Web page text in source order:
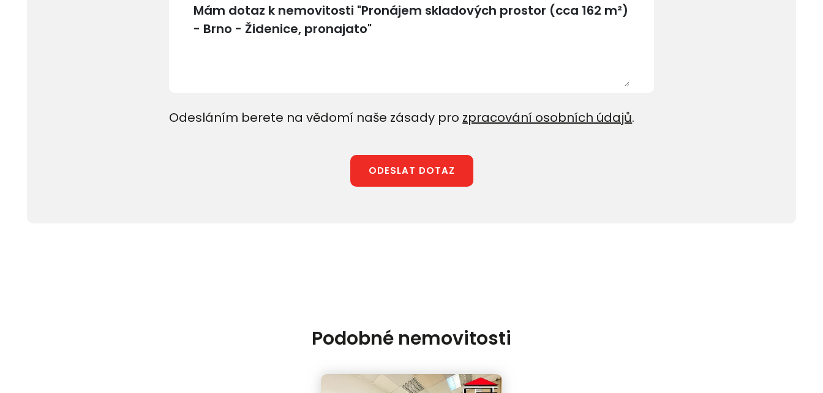
Odesláním berete na vědomí naše zásady pro zpracování osobních údajů.
ODESLAT DOTAZ
Podobné nemovitosti